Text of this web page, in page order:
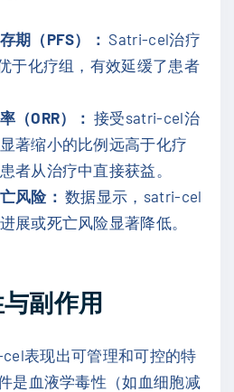
期（PFS）： Satri-cel治疗
于化疗组，有效延缓了患者
（ORR）： 接受satri-cel治
著缩小的比例远高于化疗
者从治疗中直接获益。
风险： 数据显示，satri-cel
展或死亡风险显著降低。
副作用
表现出可管理和可控的特
是血液学毒性（如血细胞减